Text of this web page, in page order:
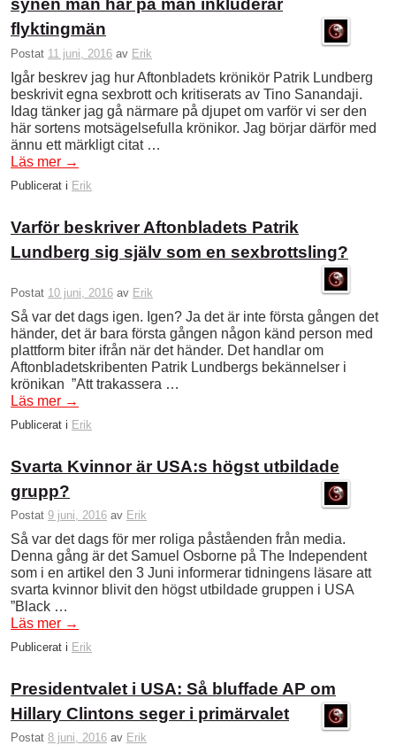
synen man har på män inkluderar
flyktingmän
Postat 11 juni, 2016 av Erik
Igår beskrev jag hur Aftonbladets krönikör Patrik Lundberg
beskrivit egna sexbrott och kritiserats av Tino Sanandaji.
Idag tänker jag gå närmare på djupet om varför vi ser den
här sortens motsägelsefulla krönikor. Jag börjar därför med
ännu ett märkligt citat …
Läs mer →
Publicerat i Erik
Varför beskriver Aftonbladets Patrik
Lundberg sig själv som en sexbrottsling?
Postat 10 juni, 2016 av Erik
Så var det dags igen. Igen? Ja det är inte första gången det
händer, det är bara första gången någon känd person med
plattform biter ifrån när det händer. Det handlar om
Aftonbladetskribenten Patrik Lundbergs bekännelser i
krönikan ”Att trakassera …
Läs mer →
Publicerat i Erik
Svarta Kvinnor är USA:s högst utbildade
grupp?
Postat 9 juni, 2016 av Erik
Så var det dags för mer roliga påståenden från media.
Denna gång är det Samuel Osborne på The Independent
som i en artikel den 3 Juni informerar tidningens läsare att
svarta kvinnor blivit den högst utbildade gruppen i USA
”Black …
Läs mer →
Publicerat i Erik
Presidentvalet i USA: Så bluffade AP om
Hillary Clintons seger i primärvalet
Postat 8 juni, 2016 av Erik